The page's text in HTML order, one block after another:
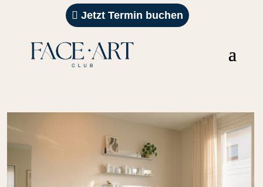
Jetzt Termin buchen